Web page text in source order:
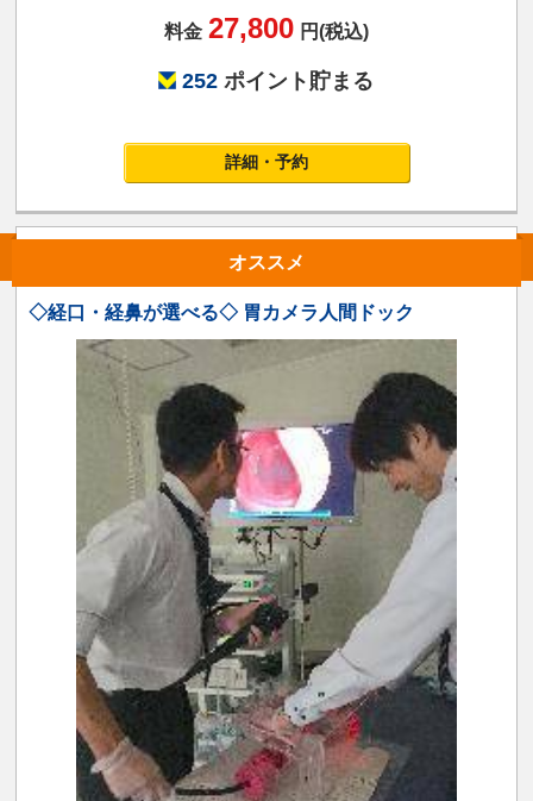
料金 27,800 円(税込)
252 ポイント貯まる
詳細・予約
オススメ
◇経口・経鼻が選べる◇ 胃カメラ人間ドック